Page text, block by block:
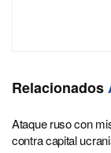
Relacionados
Ataque ruso con
contra capital